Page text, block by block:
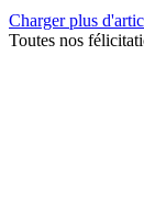
Charger plus
Toutes nos